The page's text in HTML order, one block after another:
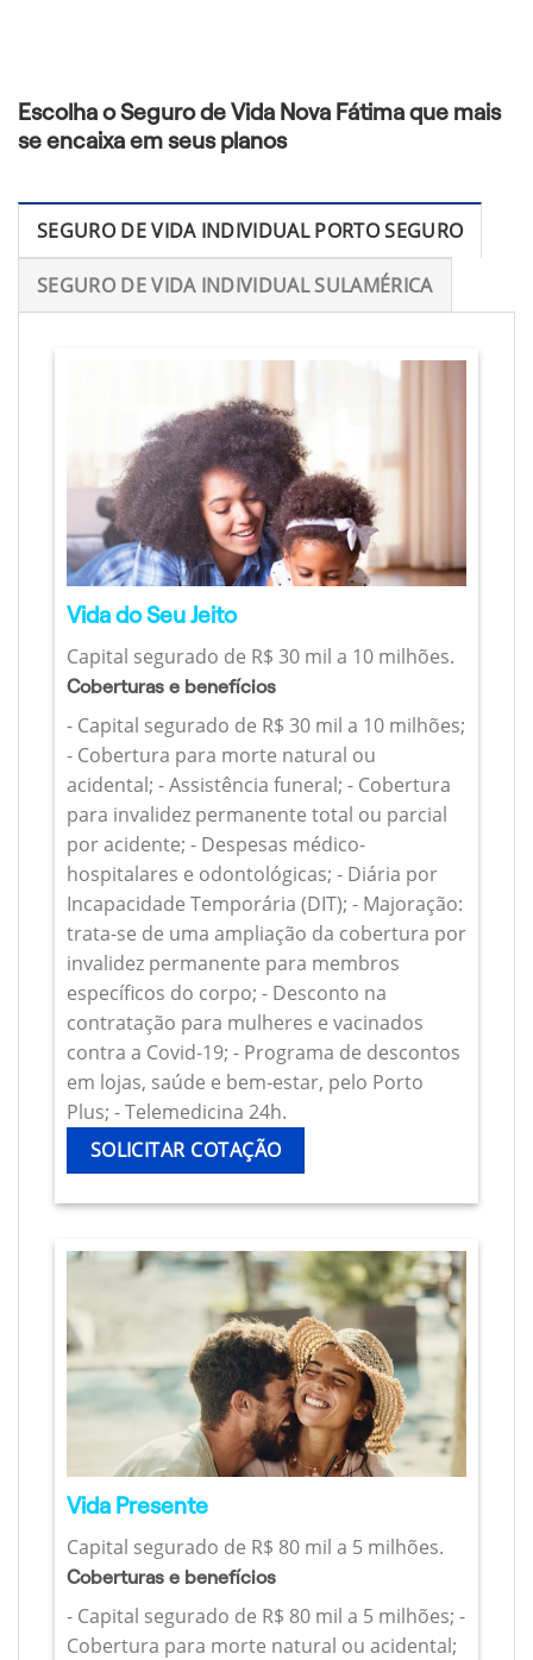
Escolha o Seguro de Vida Nova Fátima que mais
se encaixa em seus planos
SEGURO DE VIDA INDIVIDUAL PORTO SEGURO
SEGURO DE VIDA INDIVIDUAL SULAMÉRICA
Vida do Seu Jeito
Capital segurado de R$ 30 mil a 10 milhões.
Coberturas e benefícios
- Capital segurado de R$ 30 mil a 10 milhões;
- Cobertura para morte natural ou
acidental; - Assistência funeral; - Cobertura
para invalidez permanente total ou parcial
por acidente; - Despesas médico-
hospitalares e odontológicas; - Diária por
Incapacidade Temporária (DIT); - Majoração:
trata-se de uma ampliação da cobertura por
invalidez permanente para membros
específicos do corpo; - Desconto na
contratação para mulheres e vacinados
contra a Covid-19; - Programa de descontos
em lojas, saúde e bem-estar, pelo Porto
Plus; - Telemedicina 24h.
SOLICITAR COTAÇÃO
Vida Presente
Capital segurado de R$ 80 mil a 5 milhões.
Coberturas e benefícios
- Capital segurado de R$ 80 mil a 5 milhões; -
Cobertura para morte natural ou acidental;